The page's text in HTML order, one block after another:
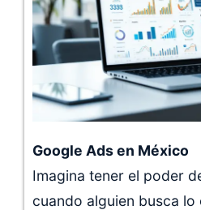
Google Ads en México
Imagina tener el poder
cuando alguien busca lo